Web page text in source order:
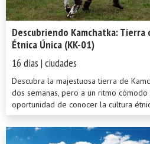
Descubriendo Kamchatka: Tierra
Étnica Única (KK-01)
16 dias | ciudades
Descubra la majestuosa tierra de
dos semanas, pero a un ritmo
oportunidad de conocer la cultura